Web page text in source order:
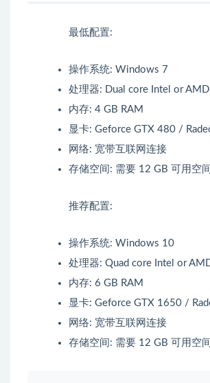
最低配置:
操作系统: Windows 7
处理器: Dual core Intel or
内存: 4 GB RAM
显卡: Geforce GTX 480 /
网络: 宽带互联网连接
存储空间: 需要 12 GB 可用空间
推荐配置:
操作系统: Windows 10
处理器: Quad core Intel or
内存: 6 GB RAM
显卡: Geforce GTX 1650 /
网络: 宽带互联网连接
存储空间: 需要 12 GB 可用空间